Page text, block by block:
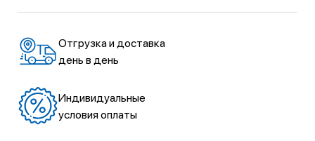
Отгрузка и доставка
день в день
Индивидуальные
условия оплаты